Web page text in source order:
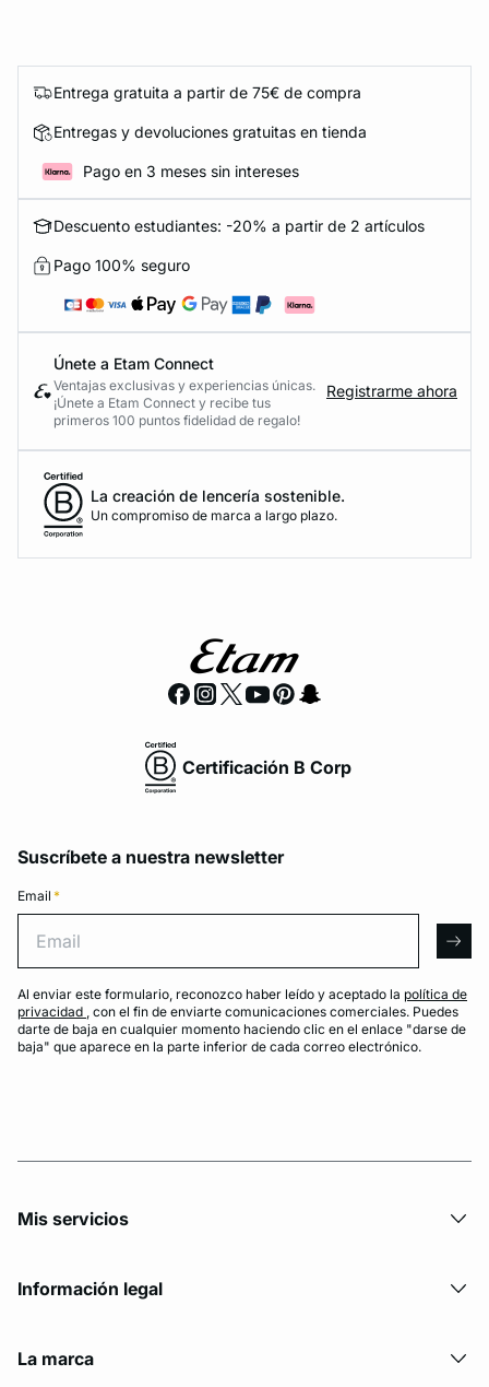
Entrega gratuita a partir de 75€ de compra
Entregas y devoluciones gratuitas en tienda
Pago en 3 meses sin intereses
Descuento estudiantes: -20% a partir de 2 artículos
Pago 100% seguro
Únete a Etam Connect
Ventajas exclusivas y experiencias únicas.
¡Únete a Etam Connect y recibe tus
primeros 100 puntos fidelidad de regalo!
Registrarme ahora
La creación de lencería sostenible.
Un compromiso de marca a largo plazo.
Certificación B Corp
Suscríbete a nuestra newsletter
Email *
Al enviar este formulario, reconozco haber leído y aceptado la política de
privacidad , con el fin de enviarte comunicaciones comerciales. Puedes
darte de baja en cualquier momento haciendo clic en el enlace "darse de
baja" que aparece en la parte inferior de cada correo electrónico.
Mis servicios
Información legal
La marca